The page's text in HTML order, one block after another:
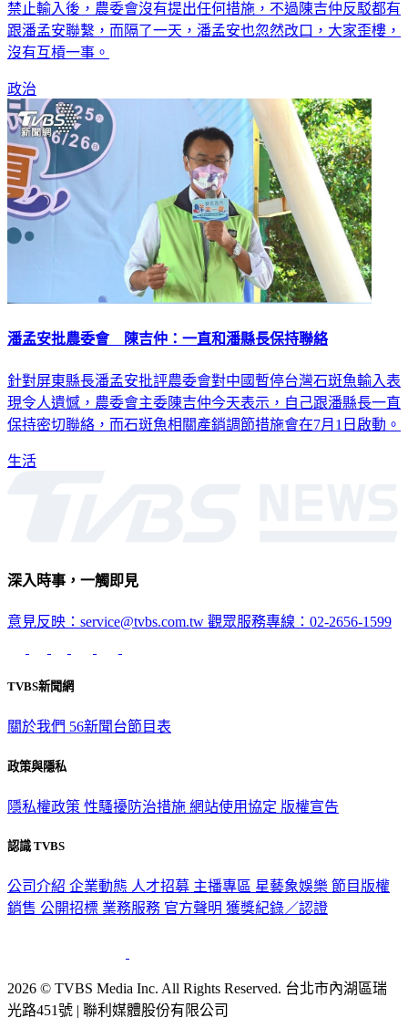
禁止輸入後，農委會沒有提出任何措施，不過陳吉仲反駁都有
跟潘孟安聯繫，而隔了一天，潘孟安也忽然改口，大家歪樓，
沒有互槓一事。
政治
潘孟安批農委會 陳吉仲：一直和潘縣長保持聯絡
針對屏東縣長潘孟安批評農委會對中國暫停台灣石斑魚輸入表
現令人遺憾，農委會主委陳吉仲今天表示，自己跟潘縣長一直
保持密切聯絡，而石斑魚相關產銷調節措施會在7月1日啟動。
生活
深入時事，一觸即見
意見反映：service@tvbs.com.tw 觀眾服務專線：02-2656-1599
TVBS新聞網
關於我們 56新聞台節目表
政策與隱私
隱私權政策 性騷擾防治措施 網站使用協定 版權宣告
認識 TVBS
公司介紹 企業動態 人才招募 主播專區 星藝象娛樂 節目版權
銷售 公開招標 業務服務 官方聲明 獲獎紀錄／認證
2026 © TVBS Media Inc. All Rights Reserved. 台北市內湖區瑞
光路451號 | 聯利媒體股份有限公司